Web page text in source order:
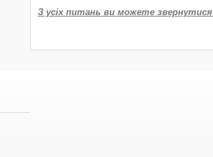
З усіх питань ви можете